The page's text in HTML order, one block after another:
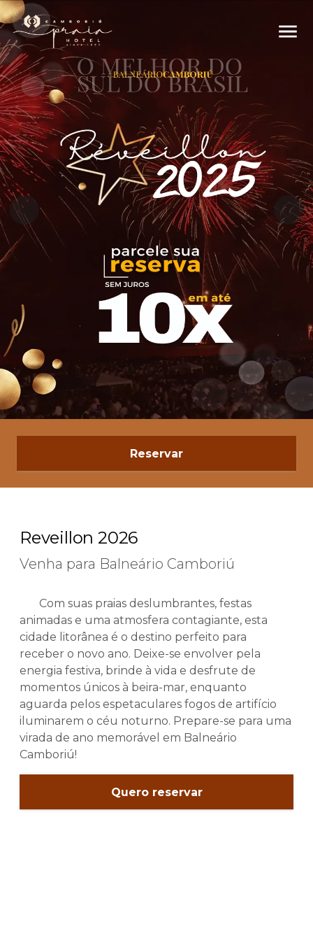
Reservar
Reveillon 2026
Venha para Balneário Camboriú
Com suas praias deslumbrantes, festas
animadas e uma atmosfera contagiante, esta
cidade litorânea é o destino perfeito para
receber o novo ano. Deixe-se envolver pela
energia festiva, brinde à vida e desfrute de
momentos únicos à beira-mar, enquanto
aguarda pelos espetaculares fogos de artifício
iluminarem o céu noturno. Prepare-se para uma
virada de ano memorável em Balneário
Camboriú!
Quero reservar